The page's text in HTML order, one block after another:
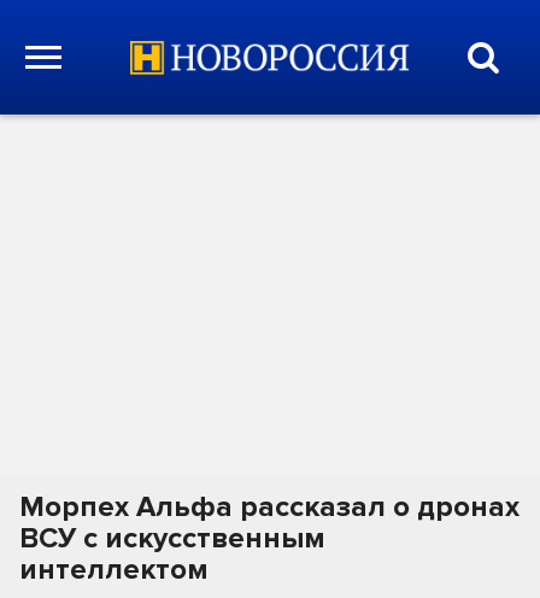
Морпех Альфа рассказал о дронах
ВСУ с искусственным
интеллектом